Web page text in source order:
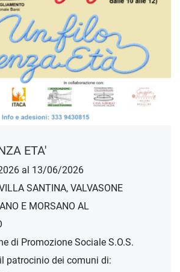
ETA'
al 13/06/2026
SANTINA, VALVASONE
E MORSANO AL
di Promozione Sociale S.O.S.
patrocinio dei comuni di: